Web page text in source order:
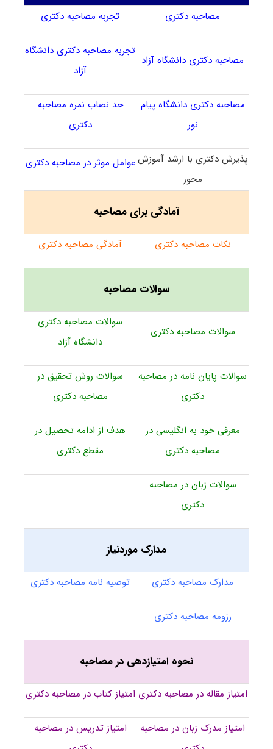
مصاحبه دکتری تجربه مصاحبه دکتری
مصاحبه دکتری دانشگاه آزاد
تجربه مصاحبه دکتری دانشگاه
آزاد
مصاحبه دکتری دانشگاه پیام
نور
حد نصاب نمره مصاحبه
دکتری
پذیرش دکتری با ارشد آموزش
محور
عوامل موثر در مصاحبه دکتری
آمادگی برای مصاحبه
نکات مصاحبه دکتری آمادگی مصاحبه دکتری
سوالات مصاحبه
سوالات مصاحبه دکتری
سوالات مصاحبه دکتری
دانشگاه آزاد
سوالات پایان نامه در مصاحبه
دکتری
سوالات روش تحقیق در
مصاحبه دکتری
معرفی خود به انگلیسی در
مصاحبه دکتری
هدف از ادامه تحصیل در
مقطع دکتری
سوالات زبان در مصاحبه
دکتری
مدارک موردنیاز
مدارک مصاحبه دکتری توصیه نامه مصاحبه دکتری
رزومه مصاحبه دکتری
نحوه امتیازدهی در مصاحبه
امتیاز مقاله در مصاحبه دکتری امتیاز کتاب در مصاحبه دکتری
امتیاز مدرک زبان در مصاحبه
امتیاز تدریس در مصاحبه